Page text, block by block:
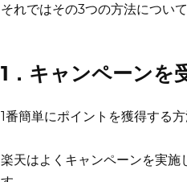
それではその3つの方法につい
1．キャンペーンを
1番簡単にポイントを獲得する方
楽天はよくキャンペーンを実